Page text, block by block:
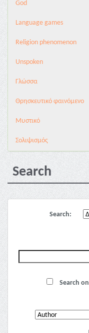
God
Language games
Religion phenomenon
Unspoken
Γλώσσα
Θρησκευτικό φαινόμενο
Μυστικό
Σολιψισμός
Search
Search:
Search